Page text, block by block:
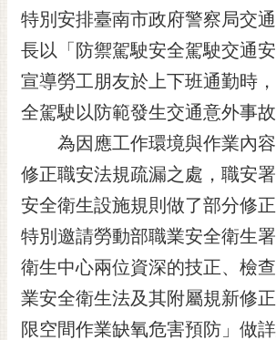
網
站
導
RSS
訂
閱
電
子
報
市
特別安排臺南市政府警察局交
長以「防禦駕駛安全駕駛交通
宣導勞工朋友於上下班通勤時
全駕駛以防範發生交通意外事故
為因應工作環境與作業內容
修正職安法規疏漏之處，職安
安全衛生設施規則做了部分修
特別邀請勞動部職業安全衛生
衛生中心兩位資深的技正、檢
業安全衛生法及其附屬規新修
限空間作業缺氧危害預防」做